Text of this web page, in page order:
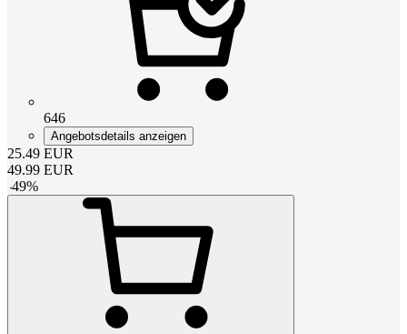
646
Angebotsdetails anzeigen
25.49 EUR
49.99 EUR
-49%